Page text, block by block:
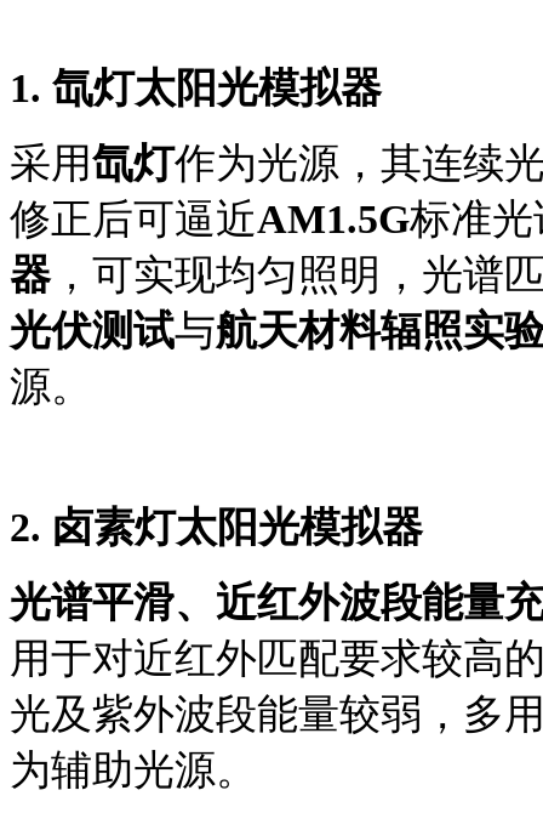
1. 氙灯太阳光模拟器
采用氙灯作为光源，其连续
修正后可逼近AM1.5G标准
器，可实现均匀照明，光谱
光伏测试与航天材料辐照实
源。
2. 卤素灯太阳光模拟器
光谱平滑、近红外波段能量
用于对近红外匹配要求较高
光及紫外波段能量较弱，多
为辅助光源。